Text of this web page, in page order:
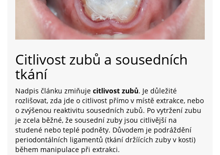
Citlivost zubů a sousedních
tkání
Nadpis článku zmiňuje citlivost zubů. Je důležité
rozlišovat, zda jde o citlivost přímo v místě extrakce, nebo
o zvýšenou reaktivitu sousedních zubů. Po vytržení zubu
je zcela běžné, že sousední zuby jsou citlivější na
studené nebo teplé podněty. Důvodem je podráždění
periodontálních ligamentů (tkání držíících zuby v kosti)
během manipulace při extrakci.